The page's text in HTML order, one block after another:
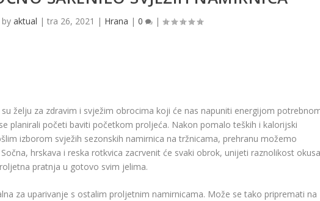
byaktual |tra 26, 2021 | Hrana |0 |
želju za zdravim i svježim obrocima koji će nas napuniti energijom
planirali početi baviti početkom proljeća. Nakon pomalo teških i kalorijski
izborom svježih sezonskih namirnica na tržnicama, prehranu možemo
hrskava i reska rotkvica zacrvenit će svaki obrok, unijeti raznolikost
pratnja u gotovo svim jelima.
za uparivanje s ostalim proljetnim namirnicama. Može se tako pripremati na